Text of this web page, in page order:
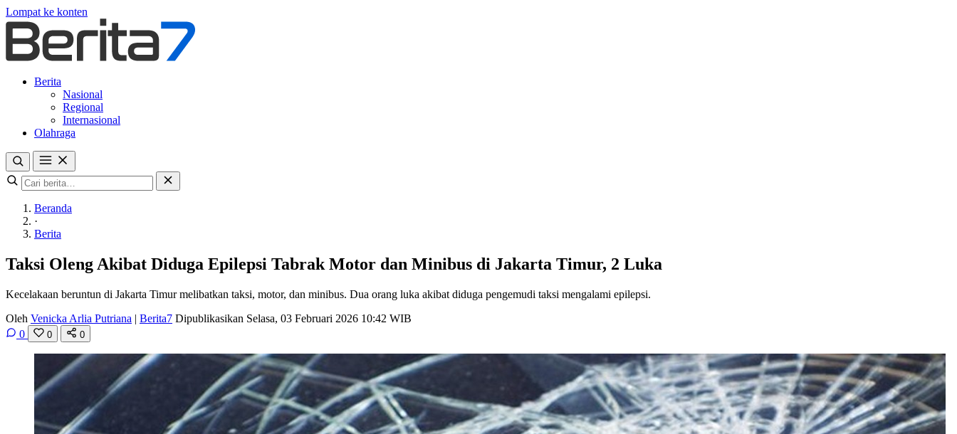
Lompat ke konten
Berita
Nasional
Regional
Internasional
Olahraga
Beranda
·
Berita
Taksi Oleng Akibat Diduga Epilepsi Tabrak Motor dan Minibus di Jakarta Timur, 2 Luka
Kecelakaan beruntun di Jakarta Timur melibatkan taksi, motor, dan minibus. Dua orang luka akibat diduga pengemudi taksi mengalami epilepsi.
Oleh Venicka Arlia Putriana | Berita7 Dipublikasikan Selasa, 03 Februari 2026 10:42 WIB
0
0 0